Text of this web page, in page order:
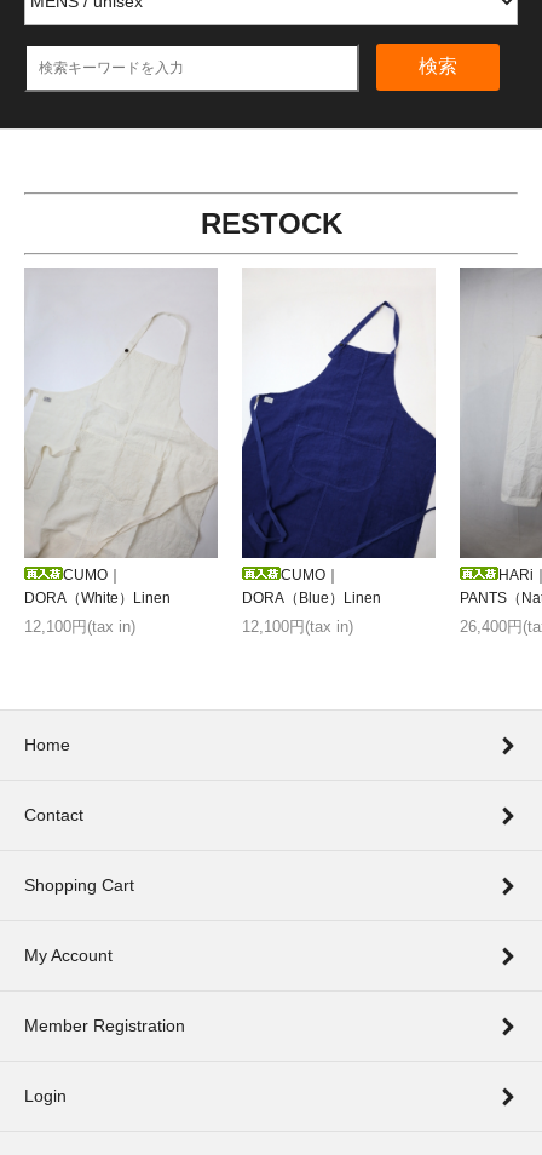
検索
RESTOCK
CUMO｜
DORA（White）Linen
12,100円(tax in)
CUMO｜
DORA（Blue）Linen
12,100円(tax in)
HARi
PANTS（
26,400円
Home
Contact
Shopping Cart
My Account
Member Registration
Login